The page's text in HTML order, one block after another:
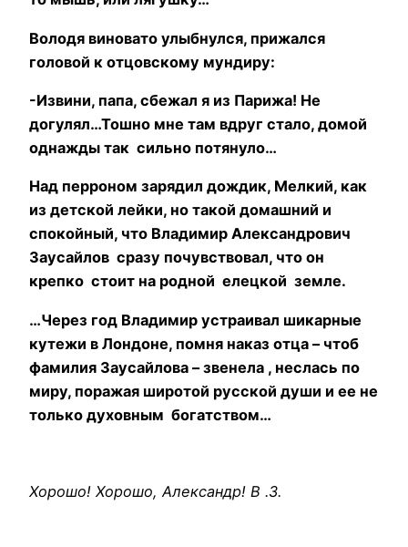
Володя виновато улыбнулся, прижался
головой к отцовскому мундиру:
-Извини, папа, сбежал я из Парижа! Не
догулял…Тошно мне там вдруг стало, домой
однажды так сильно потянуло…
Над перроном зарядил дождик, Мелкий, как
из детской лейки, но такой домашний и
спокойный, что Владимир Александрович
Заусайлов сразу почувствовал, что он
крепко стоит на родной елецкой земле.
…Через год Владимир устраивал шикарные
кутежи в Лондоне, помня наказ отца – чтоб
фамилия Заусайлова – звенела , неслась по
миру, поражая широтой русской души и ее не
только духовным богатством…
Хорошо! Хорошо, Александр! В .З.